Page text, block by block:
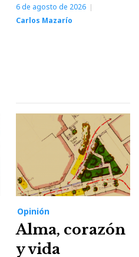
6 de agosto de 2026
Carlos Mazarío
Opinión
Alma, corazón
y vida